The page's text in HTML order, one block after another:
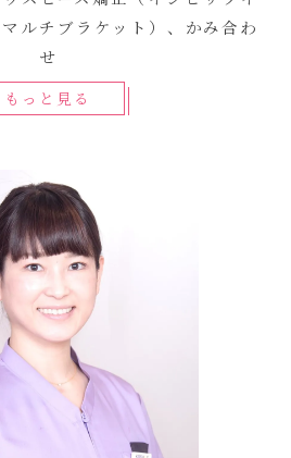
ルチブラケット）、かみ合わ
せ
もっと見る